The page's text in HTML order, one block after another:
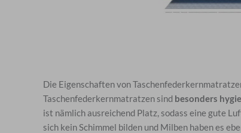
Die Eigenschaften von
Taschenfederkernmatratzen sind besonders
ist nämlich ausreichend Platz, sodass eine gute
sich kein Schimmel bilden und Milben haben es